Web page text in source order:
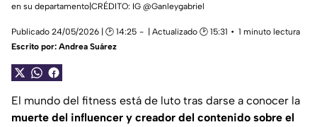
en su departamento|CRÉDITO: IG @Ganleygabriel
Publicado 24/05/2026 | 🕑 14:25 | Actualizado 🕑 15:31
1 minuto lectura
Escrito por: Andrea Suárez
El mundo del fitness está de luto tras darse a conocer la
muerte del influencer y creador del contenido sobre el